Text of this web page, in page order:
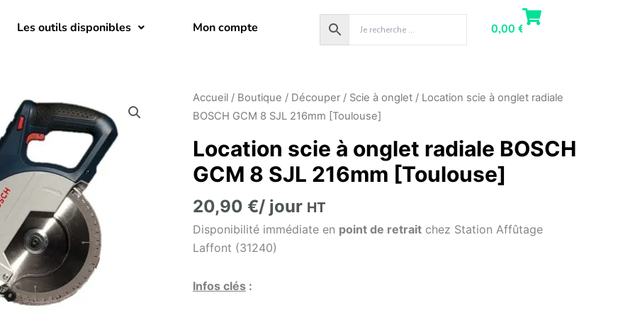
Les outils disponibles Mon compte 0,00 €
Accueil / Boutique / Découper / Scie à onglet / Location scie à onglet radiale
BOSCH GCM 8 SJL 216mm [Toulouse]
Location scie à onglet radiale BOSCH
GCM 8 SJL 216mm [Toulouse]
20,90 €/ jour HT
Disponibilité immédiate en point de retrait chez Station Affûtage
Laffont (31240)
Infos clés :